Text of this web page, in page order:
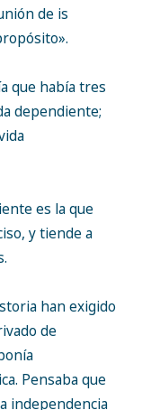
de is
que había tres
dependiente;
es la que
y tiende a
han exigido
de
Pensaba que
independencia